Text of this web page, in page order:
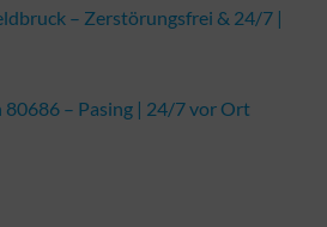
– Zerstörungsfrei & 24/7 |
– Pasing | 24/7 vor Ort